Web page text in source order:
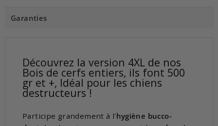
Garanties
Découvrez la version 4XL de nos
Bois de cerfs entiers, ils font 500
gr et +, Idéal pour les chiens
destructeurs !
Participe grandement à l'hygiène bucco-